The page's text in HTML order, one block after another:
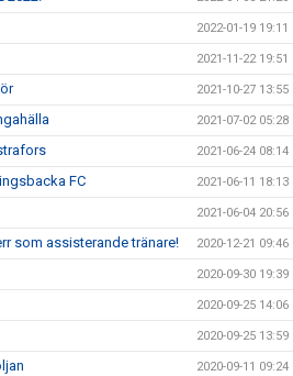
2022-01-19 19:11
2021-11-22 19:51
2021-10-27 13:55
2021-07-02 05:28
2021-06-24 08:14
FC 2021-06-11 18:13
2021-06-04 20:56
som assisterande tränare! 2020-12-21 09:46
2020-09-30 19:39
2020-09-25 14:06
2020-09-25 13:59
2020-09-11 09:24